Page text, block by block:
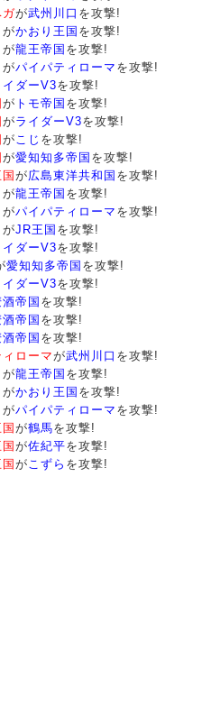
ガが武州川口 を攻撃!
がかおり王国 を攻撃!
が龍王帝国 を攻撃!
がパイパティローマ を攻撃!
イダーV3を攻撃!
が トモ帝国 を攻撃!
がライダーV3を攻撃!
がこじ を攻撃!
が愛知知多帝国 を攻撃!
が広島東洋共和国 を攻撃!
が龍王帝国 を攻撃!
がパイパティローマ を攻撃!
がJR王国 を攻撃!
イダーV3を攻撃!
愛知知多帝国 を攻撃!
イダーV3を攻撃!
酒帝国 を攻撃!
酒帝国 を攻撃!
酒帝国 を攻撃!
ローマが武州川口 を攻撃!
が龍王帝国 を攻撃!
がかおり王国 を攻撃!
がパイパティローマ を攻撃!
が鶴馬を攻撃!
が佐紀平を攻撃!
がこずら を攻撃!